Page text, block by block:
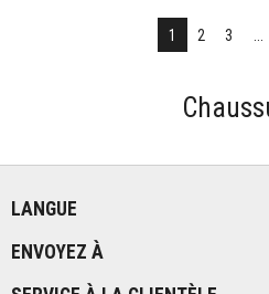
1 2 3
LANGUE
ENVOYEZ À